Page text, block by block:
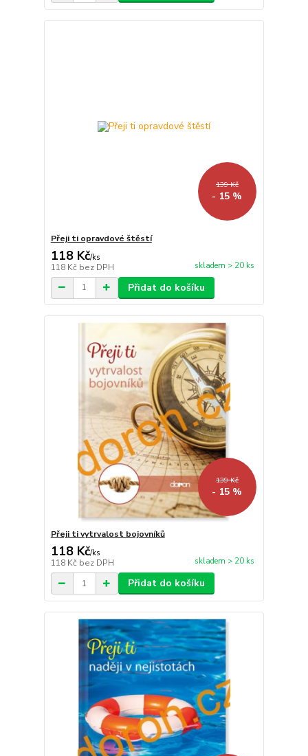
139 Kč
- 15 %
Přeji ti opravdové štěstí
118 Kč/ks
118 Kč bez DPH skladem > 20 ks
Přidat do košíku
139 Kč
- 15 %
Přeji ti vytrvalost bojovníků
118 Kč/ks
118 Kč bez DPH skladem > 20 ks
Přidat do košíku